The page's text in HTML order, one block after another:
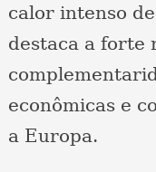
calor intenso
destaca a forte
econômicas e
a Europa.